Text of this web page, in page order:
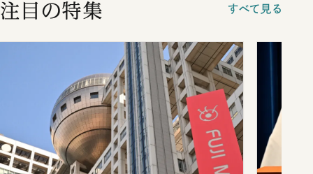
注目の特集 すべて見る